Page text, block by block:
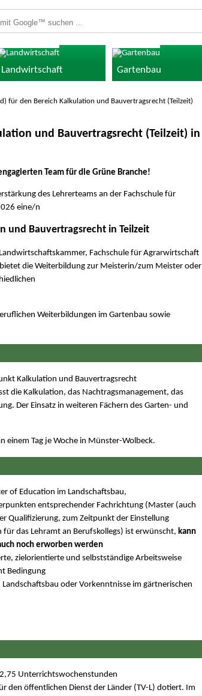
Landwirtschaft Gartenbau
für den Bereich Kalkulation und Bauvertragsrecht (Teilzeit)
und Bauvertragsrecht (Teilzeit) in
Team für die Grüne Branche!
des Lehrerteams an der Fachschule für
eine/n
Bauvertragsrecht in Teilzeit
Fachschule für Agrarwirtschaft
die Weiterbildung zur Meisterin/zum Meister oder
Weiterbildungen im Gartenbau sowie
Kalkulation und Bauvertragsrecht
die Kalkulation, das Nachtragsmanagement, das
Der Einsatz in weiteren Fächern des Garten- und
einem Tag je Woche in Münster-Wolbeck.
of Education im Landschaftsbau,
entsprechender Fachrichtung (Master (auch
Qualifizierung, zum Zeitpunkt der Einstellung
das Lehramt an Berufskollegs) ist erwünscht, kann
noch erworben werden
zielorientierte und selbstständige Arbeitsweise
Bedingung
oder Vorkenntnisse im gärtnerischen
Unterrichtswochenstunden
den öffentlichen Dienst der Länder (TV-L) dotiert. Im